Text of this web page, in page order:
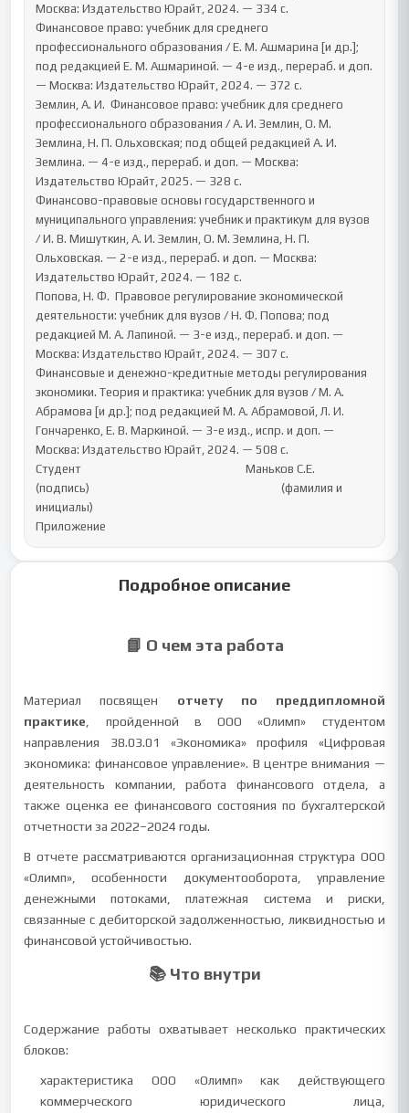
Москва: Издательство Юрайт, 2024. — 334 с.
Финансовое право: учебник для среднего
профессионального образования / Е. М. Ашмарина [и др.];
под редакцией Е. М. Ашмариной. — 4-е изд., перераб. и доп.
— Москва: Издательство Юрайт, 2024. — 372 с.
Землин, А. И.  Финансовое право: учебник для среднего
профессионального образования / А. И. Землин, О. М.
Землина, Н. П. Ольховская; под общей редакцией А. И.
Землина. — 4-е изд., перераб. и доп. — Москва:
Издательство Юрайт, 2025. — 328 с.
Финансово-правовые основы государственного и
муниципального управления: учебник и практикум для вузов
/ И. В. Мишуткин, А. И. Землин, О. М. Землина, Н. П.
Ольховская. — 2-е изд., перераб. и доп. — Москва:
Издательство Юрайт, 2024. — 182 с.
Попова, Н. Ф.  Правовое регулирование экономической
деятельности: учебник для вузов / Н. Ф. Попова; под
редакцией М. А. Лапиной. — 3-е изд., перераб. и доп. —
Москва: Издательство Юрайт, 2024. — 307 с.
Финансовые и денежно-кредитные методы регулирования
экономики. Теория и практика: учебник для вузов / М. А.
Абрамова [и др.]; под редакцией М. А. Абрамовой, Л. И.
Гончаренко, Е. В. Маркиной. — 3-е изд., испр. и доп. —
Москва: Издательство Юрайт, 2024. — 508 с.
Студент                                                            Маньков С.Е.
(подпись)                                                                      (фамилия и
инициалы)
Приложение
Подробное описание
📘 О чем эта работа
Материал посвящен отчету по преддипломной
практике , пройденной в ООО «Олимп» студентом
направления 38.03.01 «Экономика» профиля «Цифровая
экономика: финансовое управление». В центре внимания —
деятельность компании, работа финансового отдела, а
также оценка ее финансового состояния по бухгалтерской
отчетности за 2022–2024 годы.
В отчете рассматриваются организационная структура ООО
«Олимп», особенности документооборота, управление
денежными потоками, платежная система и риски,
связанные с дебиторской задолженностью, ликвидностью и
финансовой устойчивостью.
📚 Что внутри
Содержание работы охватывает несколько практических
блоков:
характеристика ООО «Олимп» как действующего
коммерческого юридического лица,